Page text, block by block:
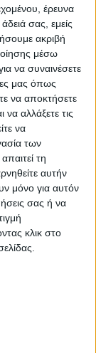
έρευνα
σας, εμείς
ακριβή
μέσω
να συναινέσετε
μας όπως
να αποκτήσετε
αλλάξετε τις
να
των
τη
αυτήν
μόνο για αυτόν
σας ή να
κλικ στο
της
ΝΕΟΣ
της